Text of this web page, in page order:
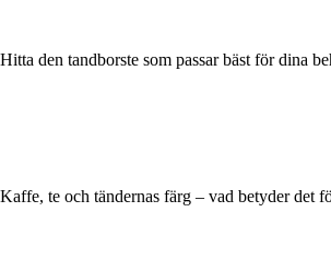
Hitta den tandborste som passar bäst för dina
Kaffe, te och tändernas färg – vad betyder det